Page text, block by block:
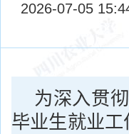
2026-07-05
为深入贯
毕业生就业